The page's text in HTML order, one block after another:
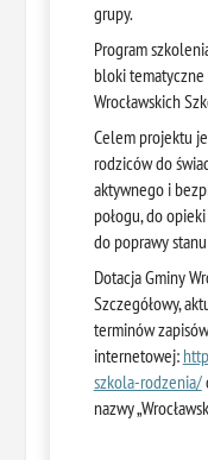
grupy.
Program
bloki
Wrocławskich
Celem projektu
rodziców do
aktywnego i
połogu, do
do poprawy
Dotacja Gminy
Szczegółowy,
terminów
internetowej:
szkola-rodzenia/
nazwy